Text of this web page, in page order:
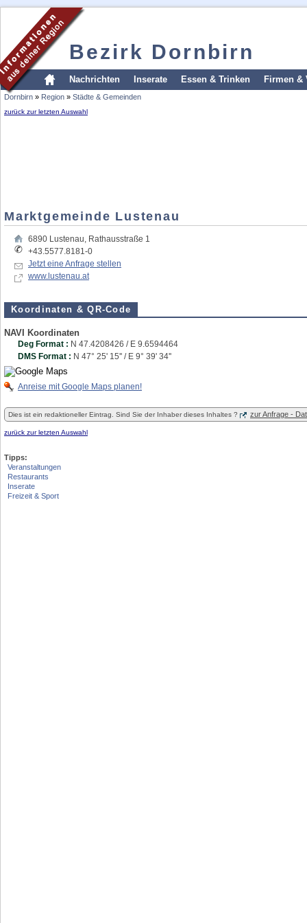
Bezirk Dornbirn
Nachrichten Inserate Essen & Trinken Firmen &
Dornbirn » Region » Städte & Gemeinden
zurück zur letzten Auswahl
Marktgemeinde Lustenau
6890 Lustenau, Rathausstraße 1
+43.5577.8181-0
Jetzt eine Anfrage stellen
www.lustenau.at
Koordinaten & QR-Code
NAVI Koordinaten
Deg Format : N 47.4208426 / E 9.6594464
DMS Format : N 47° 25' 15'' / E 9° 39' 34''
Anreise mit Google Maps planen!
Dies ist ein redaktioneller Eintrag. Sind Sie der Inhaber dieses Inhaltes ? zur Anfrage -
zurück zur letzten Auswahl
Tipps:
Veranstaltungen
Restaurants
Inserate
Freizeit & Sport